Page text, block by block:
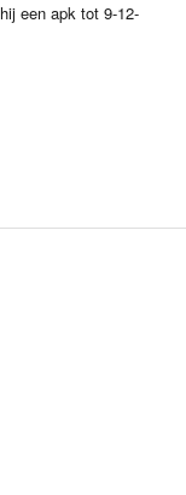
een apk tot 9-12-